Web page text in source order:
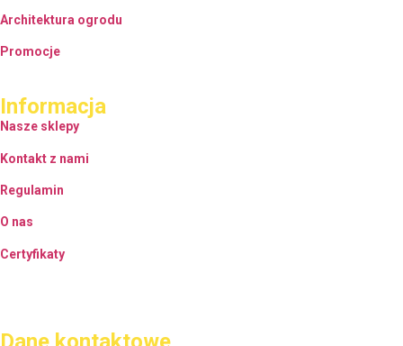
Architektura ogrodu
Promocje
Informacja
Nasze sklepy
Kontakt z nami
Regulamin
O nas
Certyfikaty